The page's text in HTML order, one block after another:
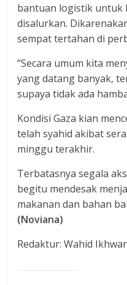
bantuan logistik untuk
disalurkan.
sempat tertahan di
“Secara umum kita
yang datang banyak,
supaya tidak ada
Kondisi Gaza kian
telah syahid akibat
minggu terakhir.
Terbatasnya segala
begitu mendesak
makanan dan bahan
(Noviana)
Redaktur: Wahid